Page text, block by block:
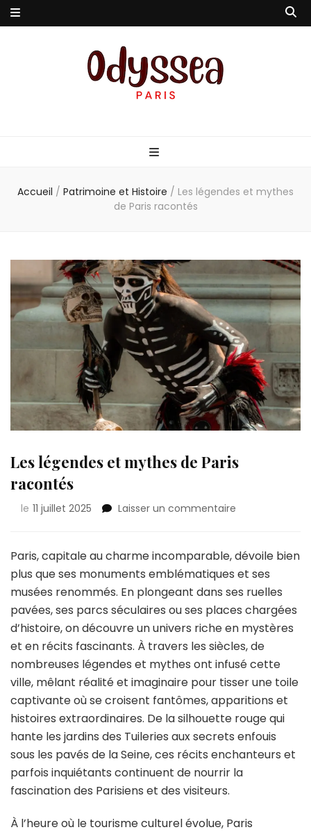
Accueil / Patrimoine et Histoire / Les légendes et mythes
de Paris racontés
Les légendes et mythes de Paris
racontés
le 11 juillet 2025 Laisser un commentaire
et
de
Paris
racontés
Paris, capitale au charme incomparable, dévoile bien
plus que ses monuments emblématiques et ses
musées renommés. En plongeant dans ses ruelles
pavées, ses parcs séculaires ou ses places chargées
d’histoire, on découvre un univers riche en mystères
et en récits fascinants. À travers les siècles, de
nombreuses légendes et mythes ont infusé cette
ville, mêlant réalité et imaginaire pour tisser une toile
captivante où se croisent fantômes, apparitions et
histoires extraordinaires. De la silhouette rouge qui
hante les jardins des Tuileries aux secrets enfouis
sous les pavés de la Seine, ces récits enchanteurs et
parfois inquiétants continuent de nourrir la
fascination des Parisiens et des visiteurs.
À l’heure où le tourisme culturel évolue, Paris